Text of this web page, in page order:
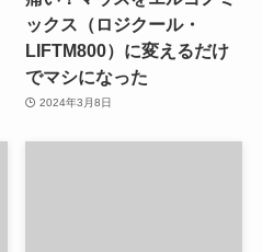
ックス（ロジクール・
LIFTM800）に変えるだけ
でマシになった
2024年3月8日